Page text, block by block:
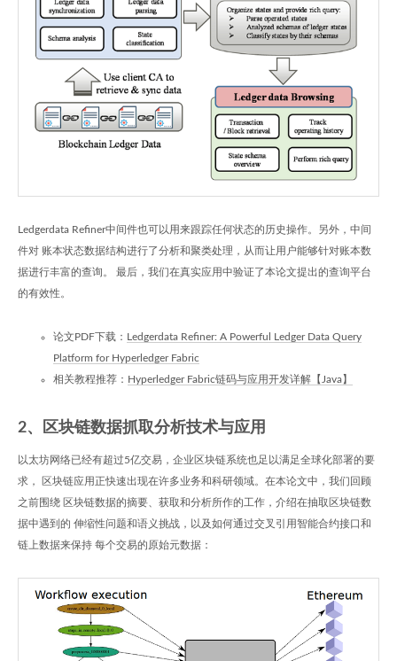
Ledgerdata Refiner中间件也可以用来跟踪任何状态的历史操作。另外，中间
件对 账本状态数据结构进行了分析和聚类处理，从而让用户能够针对账本数
据进行丰富的查询。 最后，我们在真实应用中验证了本论文提出的查询平台
的有效性。
论文PDF下载： Ledgerdata Refiner: A Powerful Ledger Data Query
Platform for Hyperledger Fabric
相关教程推荐： Hyperledger Fabric链码与应用开发详解【Java】
2、区块链数据抓取分析技术与应用
以太坊网络已经有超过5亿交易，企业区块链系统也足以满足全球化部署的要
求， 区块链应用正快速出现在许多业务和科研领域。在本论文中，我们回顾
之前围绕 区块链数据的摘要、获取和分析所作的工作，介绍在抽取区块链数
据中遇到的 伸缩性问题和语义挑战，以及如何通过交叉引用智能合约接口和
链上数据来保持 每个交易的原始元数据：